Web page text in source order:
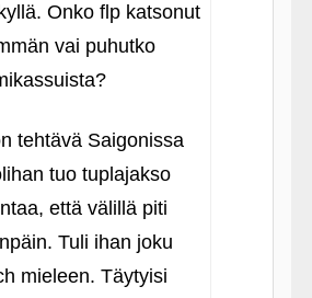
Onko flp katsonut
vai puhutko
tehtävä Saigonissa
tuo tuplajakso
että välillä piti
Tuli ihan joku
mieleen. Täytyisi